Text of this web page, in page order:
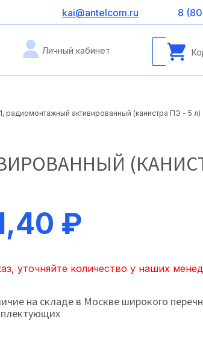
8
kai@antelcom.ru
Личный кабинет
активированный (канистра ПЭ - 5 л)
₽
уточняйте количество у наших
на складе в Москве широкого